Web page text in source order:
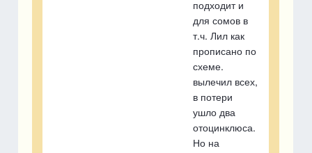
подходит и
для сомов в
т.ч. Лил как
прописано по
схеме.
вылечил всех,
в потери
ушло два
отоцинклюса.
Но на